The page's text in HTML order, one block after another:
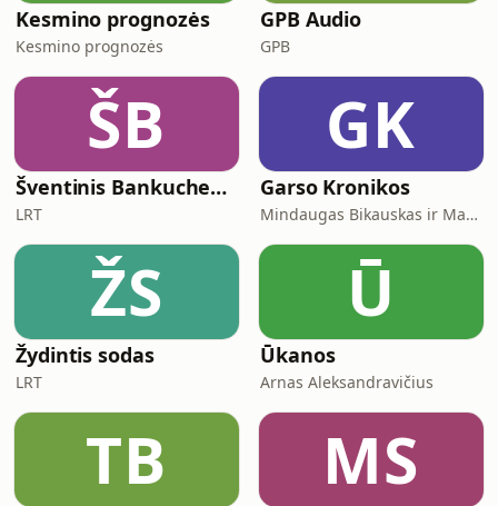
Kesmino prognozės
Kesmino prognozės
GPB Audio
GPB
ŠB
Šventinis Bankuchenas
LRT
GK
Garso Kronikos
Mindaugas Bikauskas ir Marius Zaremba
ŽS
Žydintis sodas
LRT
Ū
Ūkanos
Arnas Aleksandravičius
TB MS